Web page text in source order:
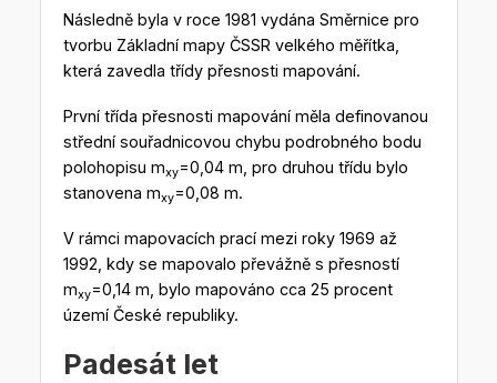
Následně byla v roce 1981 vydána Směrnice pro
tvorbu Základní mapy ČSSR velkého měřítka,
která zavedla třídy přesnosti mapování.
První třída přesnosti mapování měla definovanou
střední souřadnicovou chybu podrobného bodu
polohopisu mxy=0,04 m, pro druhou třídu bylo
stanovena mxy=0,08 m.
V rámci mapovacích prací mezi roky 1969 až
1992, kdy se mapovalo převážně s přesností
mxy=0,14 m, bylo mapováno cca 25 procent
území České republiky.
Padesát let